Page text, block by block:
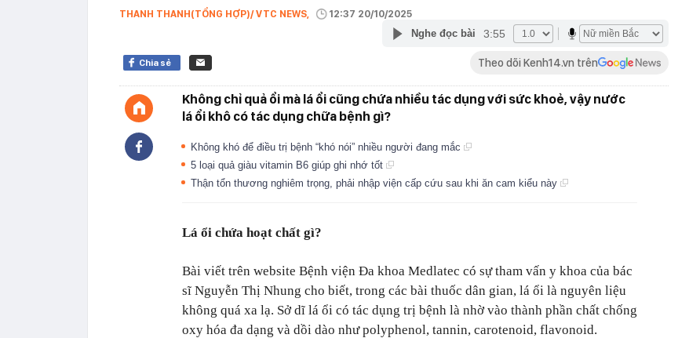
THANH THANH(TỔNG HỢP)/ VTC NEWS,
12:37 20/10/2025
Nghe đọc bài
3:55
Chia sẻ Theo dõi Kenh14.vn trên
Không chỉ quả ổi mà lá ổi cũng chứa nhiều tác dụng với sức khoẻ, vậy nước
lá ổi khô có tác dụng chữa bệnh gì?
Không khó để điều trị bệnh “khó nói” nhiều người đang mắc
5 loại quả giàu vitamin B6 giúp ghi nhớ tốt
Thận tổn thương nghiêm trọng, phải nhập viện cấp cứu sau khi ăn cam kiểu này
Lá ổi chứa hoạt chất gì?
Bài viết trên website Bệnh viện Đa khoa Medlatec có sự tham vấn y khoa của bác
sĩ Nguyễn Thị Nhung cho biết, trong các bài thuốc dân gian, lá ổi là nguyên liệu
không quá xa lạ. Sở dĩ lá ổi có tác dụng trị bệnh là nhờ vào thành phần chất chống
oxy hóa đa dạng và dồi dào như polyphenol, tannin, carotenoid, flavonoid.